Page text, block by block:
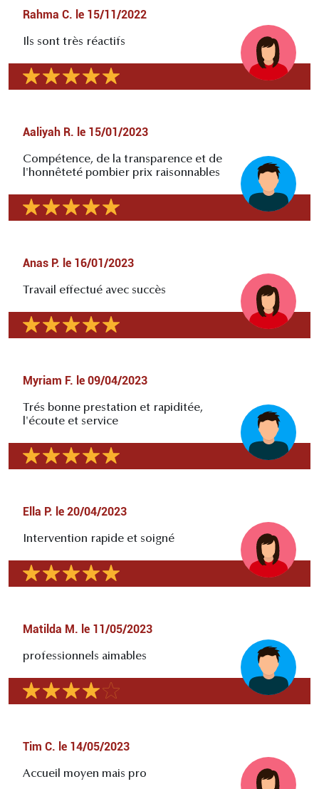
Rahma C. le 15/11/2022
Ils sont très réactifs
Aaliyah R. le 15/01/2023
Compétence, de la transparence et de
l'honnêteté pombier prix raisonnables
Anas P. le 16/01/2023
Travail effectué avec succès
Myriam F. le 09/04/2023
Trés bonne prestation et rapiditée,
l'écoute et service
Ella P. le 20/04/2023
Intervention rapide et soigné
Matilda M. le 11/05/2023
professionnels aimables
Tim C. le 14/05/2023
Accueil moyen mais pro